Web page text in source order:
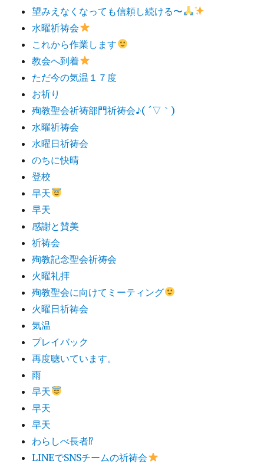
望みえなくなっても信頼し続ける〜
水曜祈祷会
これから作業します
教会へ到着
ただ今の気温１７度
お祈り
殉教聖会祈祷部門祈祷会♪( ´▽｀)
水曜祈祷会
水曜日祈祷会
のちに快晴
登校
早天
早天
感謝と賛美
祈祷会
殉教記念聖会祈祷会
火曜礼拝
殉教聖会に向けてミーティング
火曜日祈祷会
気温
プレイバック
再度聴いています。
雨
早天
早天
早天
わらしべ長者⁉︎
LINEでSNSチームの祈祷会